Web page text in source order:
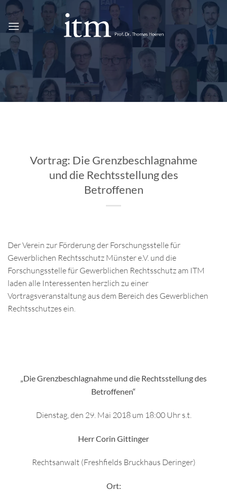
Skip
content
Vortrag: Die Grenzbeschlagnahme
und die Rechtsstellung des
Betroffenen
Der Verein zur Förderung der Forschungsstelle für
Gewerblichen Rechtsschutz Münster e.V. und die
Forschungsstelle für Gewerblichen Rechtsschutz am ITM
laden alle Interessenten herzlich zu einer
Vortragsveranstaltung aus dem Bereich des Gewerblichen
Rechtsschutzes ein.
„Die Grenzbeschlagnahme und die Rechtsstellung des
Betroffenen“
Dienstag, den 29. Mai 2018 um 18:00 Uhr s.t.
Herr Corin Gittinger
Rechtsanwalt (Freshfields Bruckhaus Deringer)
Ort: